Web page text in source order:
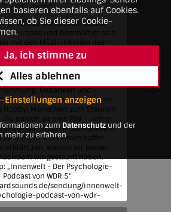
basieren ebenfalls auf Cookies.
ob Sie dieser Cookie-
Ja, ich stimme zu
Alles ablehnen
Einstellungen anzeigen
zum Datenschutz und der
mehr zu erfahren
Gehirn“
gehört zu den bekanntesten
Europas und beschäftigt sich
mit den Möglichkeiten des
Bewusstseins. In seinen
und Bühnenprogrammen
ihm nicht um Magie oder
sondern um die Frage, wie
Gedanken und
unser Handeln beeinflussen.
Hobby: Menschen zum Staunen
denkst an eine PIN – und er
war Kristian nach diesem
zwar nicht, aber umso baffer.
erklärt Jan, warum wir besser
wir gestaunt haben.
„Innenwelt - Der Psychologie-
Podcast von WDR 5“
sendung/innenwelt-
podcast-von-wdr-